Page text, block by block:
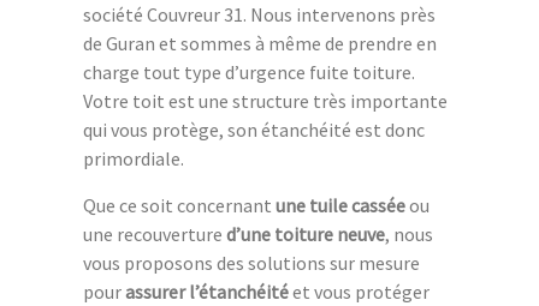
société Couvreur 31. Nous intervenons près
de Guran et sommes à même de prendre en
charge tout type d’urgence fuite toiture.
Votre toit est une structure très importante
qui vous protège, son étanchéité est donc
primordiale.
Que ce soit concernant une tuile casséeou
une recouverture d’une toiture neuve, nous
vous proposons des solutions sur mesure
pourassurer l’étanchéitéet vous protéger